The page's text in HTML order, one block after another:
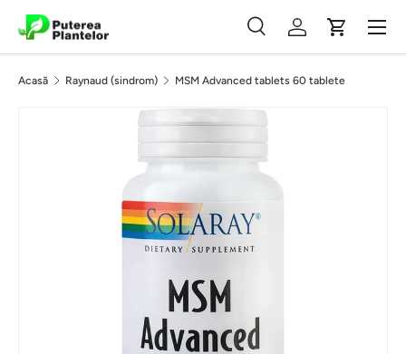
Vezi conținutul
Căutare
CăutareAutentificare
Coș
Meniu
Acasă Raynaud (sindrom) MSM Advanced tablets 60 tablete